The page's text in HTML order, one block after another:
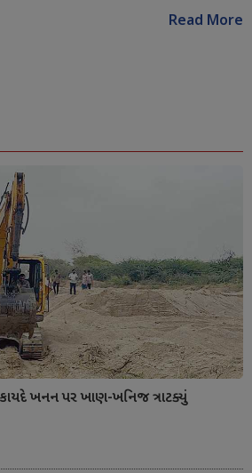
Read More
ખનન પર ખાણ-ખનિજ ત્રાટક્યું